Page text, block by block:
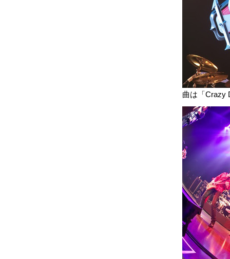
曲は「Crazy